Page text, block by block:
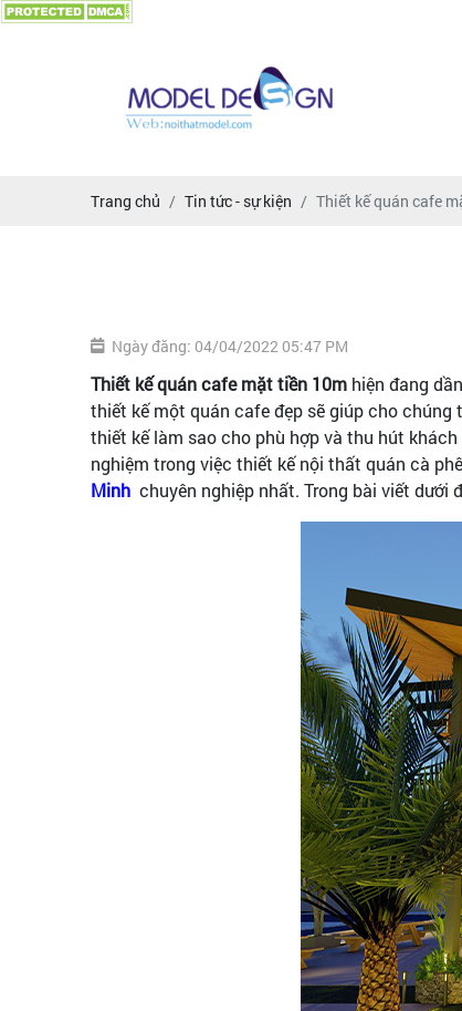
Trang chủ Tin tức - sự kiện Thiết kế quán cafe
Ngày đăng: 04/04/2022 05:47 PM
Thiết kế quán cafe mặt tiền 10m hiện đang
thiết kế một quán cafe đẹp sẽ giúp cho
thiết kế làm sao cho phù hợp và thu hút
nghiệm trong việc thiết kế nội thất quán cà
Minh chuyên nghiệp nhất. Trong bài viết dưới